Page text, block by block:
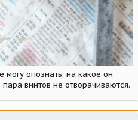
могу опознать, на какое он
винтов не отворачиваются.